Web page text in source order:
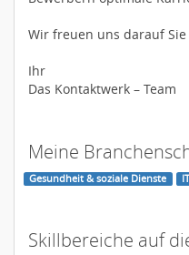
Wir freuen uns darauf
Ihr
Das Kontaktwerk – Team
Meine
Gesundheit & soziale Dienste
Skillbereiche auf